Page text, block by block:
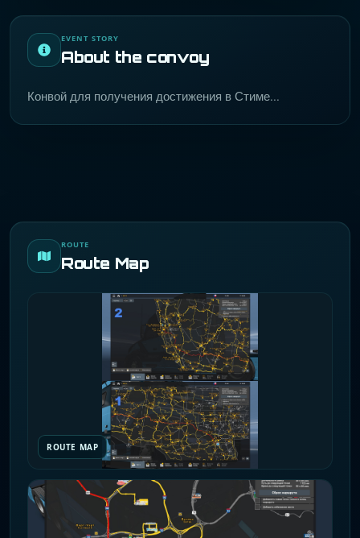
EVENT STORY
About the convoy
Конвой для получения достижения в Стиме...
ROUTE
Route Map
ROUTE MAP